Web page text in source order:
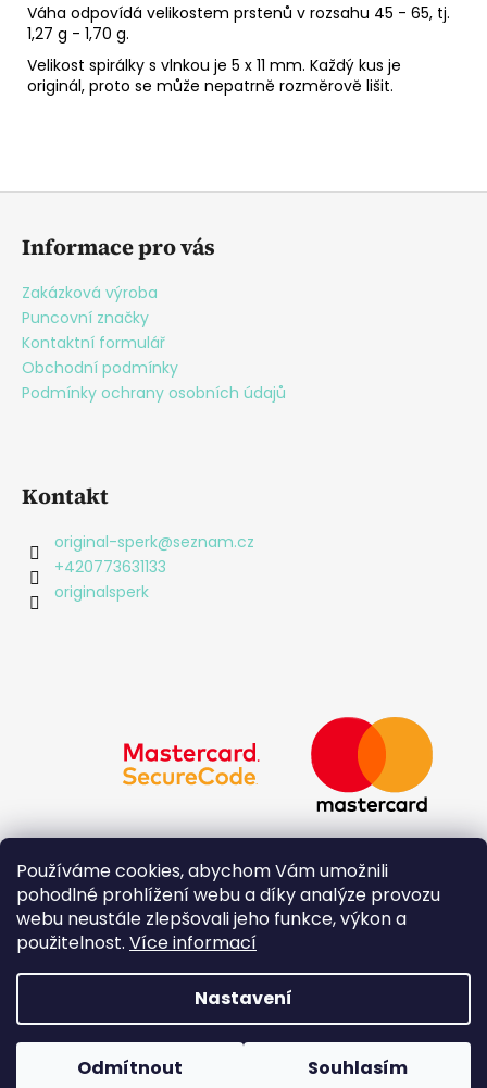
Používáme cookies, abychom Vám umožnili
pohodlné prohlížení webu a díky analýze provozu
webu neustále zlepšovali jeho funkce, výkon a
použitelnost. Více informací
Nastavení
Odmítnout Souhlasím
Váha odpovídá velikostem prstenů v rozsahu 45 - 65, tj.
1,27 g - 1,70 g.
Velikost spirálky s vlnkou je 5 x 11 mm. Každý kus je
originál, proto se může nepatrně rozměrově lišit.
Z
Informace pro vás
Zakázková výroba
Puncovní značky
Kontaktní formulář
Obchodní podmínky
Podmínky ochrany osobních údajů
Kontakt
original-sperk@seznam.cz
+420773631133
originalsperk
Copyright 2026Originál - Šperk Daniela Roudná.
Všechna práva vyhrazena.
Upravit nastavení cookies